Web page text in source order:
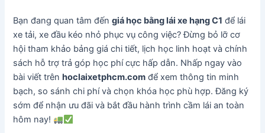
Bạn đang quan tâm đếngiá học bằng lái xe hạng C1 để lái
xe tải, xe đầu kéo nhỏ phục vụ công việc? Đừng bỏ lỡ cơ
hội tham khảo bảng giá chi tiết, lịch học linh hoạt và chính
sách hỗ trợ trả góp học phí cực hấp dẫn. Nhấp ngay vào
bài viết trên hoclaixetphcm.com để xem thông tin minh
bạch, so sánh chi phí và chọn khóa học phù hợp. Đăng ký
sớm để nhận ưu đãi và bắt đầu hành trình cầm lái an toàn
hôm nay!